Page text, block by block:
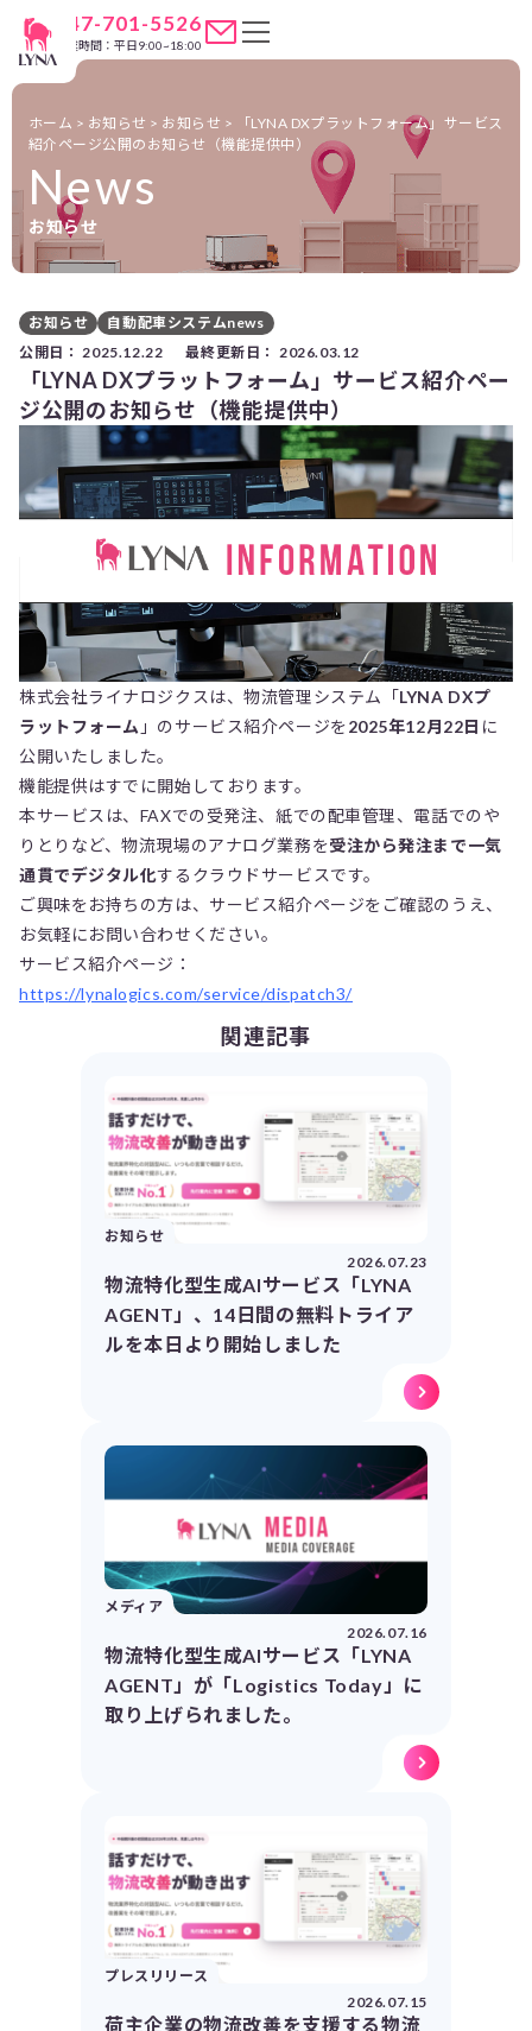
047-701-5526
営業時間：平日9:00~18:00
News
お知らせ
ホーム > お知らせ > お知らせ >
「LYNA DXプラットフォーム」サービス
紹介ページ公開のお知らせ（機能提供中）
お知らせ
自動配車システムnews
公開日： 2025.12.22 最終更新日： 2026.03.12
「LYNA DXプラットフォーム」サービス紹介ペー
ジ公開のお知らせ（機能提供中）
株式会社ライナロジクスは、物流管理システム「LYNA DXプ
ラットフォーム 」のサービス紹介ページを2025年12月22日 に
公開いたしました。
機能提供はすでに開始しております。
本サービスは、FAXでの受発注、紙での配車管理、電話でのや
りとりなど、物流現場のアナログ業務を受注から発注まで一気
通貫でデジタル化するクラウドサービスです。
ご興味をお持ちの方は、サービス紹介ページをご確認のうえ、
お気軽にお問い合わせください。
サービス紹介ページ：
https://lynalogics.com/service/dispatch3/
関連記事
お知らせ
2026.07.23
物流特化型生成AIサービス「LYNA
AGENT」、14日間の無料トライア
ルを本日より開始しました
メディア
2026.07.16
物流特化型生成AIサービス「LYNA
AGENT」が「Logistics Today」に
取り上げられました。
プレスリリース
2026.07.15
荷主企業の物流改善を支援する物流